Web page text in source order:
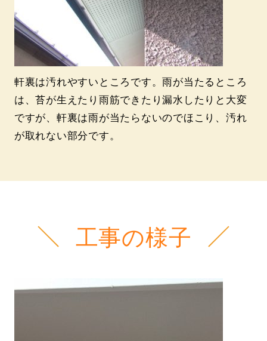
軒裏は汚れやすいところです。雨が当たるところ
は、苔が生えたり雨筋できたり漏水したりと大変
ですが、軒裏は雨が当たらないのでほこり、汚れ
が取れない部分です。
工事の様子